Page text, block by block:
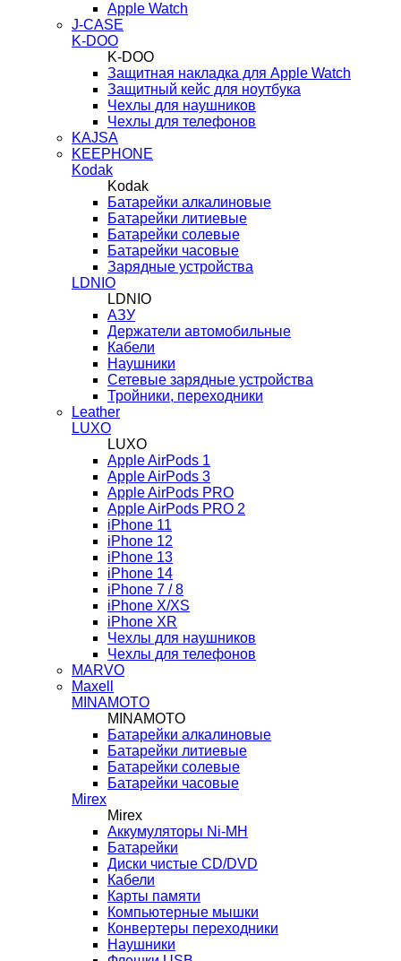
Apple Watch
J-CASE
K-DOO
K-DOO
Защитная накладка для Apple Watch
Защитный кейс для ноутбука
Чехлы для наушников
Чехлы для телефонов
KAJSA
KEEPHONE
Kodak
Kodak
Батарейки алкалиновые
Батарейки литиевые
Батарейки солевые
Батарейки часовые
Зарядные устройства
LDNIO
LDNIO
АЗУ
Держатели автомобильные
Кабели
Наушники
Сетевые зарядные устройства
Тройники, переходники
Leather
LUXO
LUXO
Apple AirPods 1
Apple AirPods 3
Apple AirPods PRO
Apple AirPods PRO 2
iPhone 11
iPhone 12
iPhone 13
iPhone 14
iPhone 7 / 8
iPhone X/XS
iPhone XR
Чехлы для наушников
Чехлы для телефонов
MARVO
Maxell
MINAMOTO
MINAMOTO
Батарейки алкалиновые
Батарейки литиевые
Батарейки солевые
Батарейки часовые
Mirex
Mirex
Аккумуляторы Ni-MH
Батарейки
Диски чистые CD/DVD
Кабели
Карты памяти
Компьютерные мышки
Конвертеры переходники
Наушники